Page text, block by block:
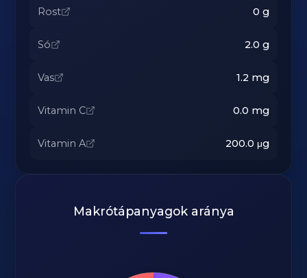
Rost 0 g
Só 2.0 g
Vas 1.2 mg
Vitamin C 0.0 mg
Vitamin A 200.0 μg
Makrótápanyagok aránya